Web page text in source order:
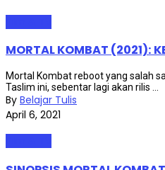
MORTAL KOMBAT (2021):
Mortal Kombat reboot yang salah
Taslim ini, sebentar lagi akan rilis ...
By Belajar Tulis
April 6, 2021